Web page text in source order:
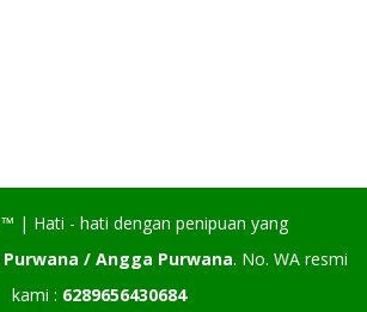
™ | Hati - hati dengan penipuan yang
Purwana / Angga Purwana. No. WA resmi
kami : 6289656430684